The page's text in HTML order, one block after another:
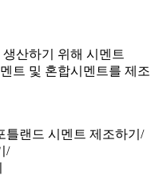
산하기 위해 시멘트
트 및 혼합시멘트를 제조
틀랜드 시멘트 제조하기